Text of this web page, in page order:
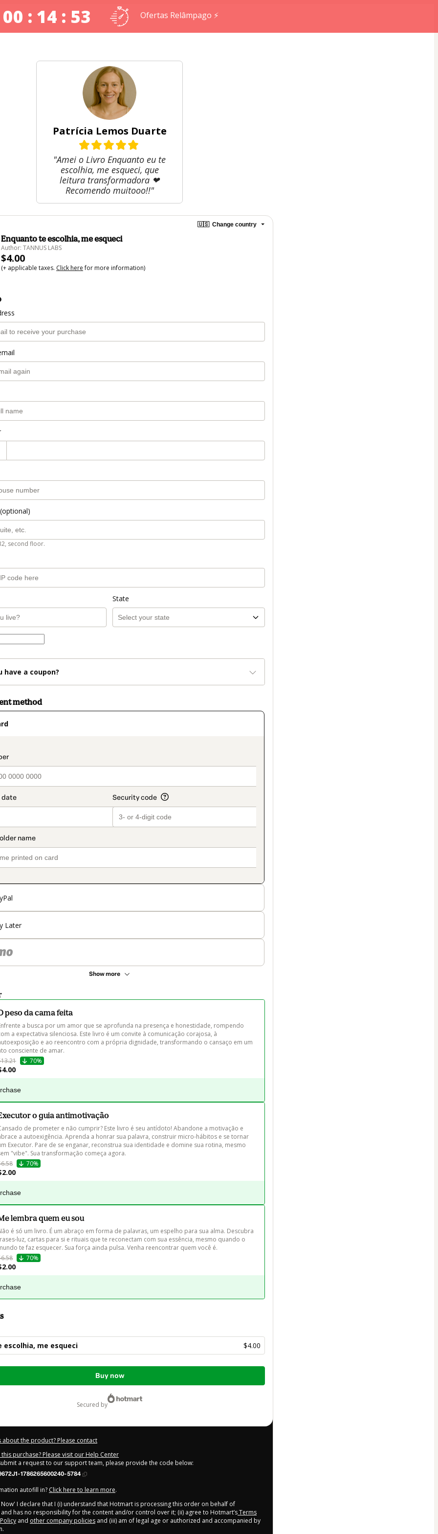
00 : 14 : 52 Ofertas Relâmpago ⚡
Patrícia Lemos Duarte
"Amei o Livro Enquanto eu te
escolhia, me esqueci, que
leitura transformadora ❤
Recomendo muitooo!!"
🇺🇸 Change country
Enquanto te escolhia, me esqueci
Author: TANNUS LABS
$4.00
(+ applicable taxes. Click herefor more information)
second floor.
State
have a coupon?
method
Later
Show more
peso da cama feita
a busca por um amor que se aprofunda na presença e honestidade, rompendo
a expectativa silenciosa. Este livro é um convite à comunicação corajosa, à
e ao reencontro com a própria dignidade, transformando o cansaço em um
consciente de amar.
70%
o guia antimotivação
de prometer e não cumprir? Este livro é seu antídoto! Abandone a motivação e
a autoexigência. Aprenda a honrar sua palavra, construir micro-hábitos e se tornar
Executor. Pare de se enganar, reconstrua sua identidade e domine sua rotina, mesmo
"vibe". Sua transformação começa agora.
70%
lembra quem eu sou
é só um livro. É um abraço em forma de palavras, um espelho para sua alma. Descubra
luz, cartas para si e rituais que te reconectam com sua essência, mesmo quando o
te faz esquecer. Sua força ainda pulsa. Venha reencontrar quem você é.
70%
escolhia, me esqueci $4.00
Buy now
secured by
about the product? Please contact
purchase? Please visit our Help Center
a request to our support team, please provide the code below:
1786265600240-5784
autofill in? Click here to learn more.
Now' I declare that I (i) understand that Hotmart is processing this order on behalf of
and has no responsibility for the content and/or control over it; (ii) agree to Hotmart’sTerms
and other company policies and (iii) am of legal age or authorized and accompanied by